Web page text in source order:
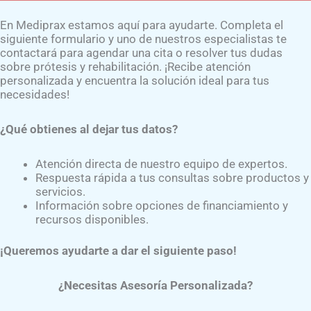
Inicio Contáctanos
y componentes en
prótesis de pierna?
en una prótesis de pierna depende de varios
los adaptadores de aluminio, acero inoxidable y titanio
En Mediprax estamos aquí para ayudarte. Completa el
siguiente formulario y uno de nuestros especialistas te
contactará para agendar una cita o resolver tus dudas
sobre prótesis y rehabilitación. ¡Recibe atención
personalizada y encuentra la solución ideal para tus
necesidades!
¿Qué obtienes al dejar tus datos?
Atención directa de nuestro equipo de expertos.
Respuesta rápida a tus consultas sobre productos y
servicios.
Información sobre opciones de financiamiento y
recursos disponibles.
¡Queremos ayudarte a dar el siguiente paso!
¿Necesitas Asesoría Personalizada?